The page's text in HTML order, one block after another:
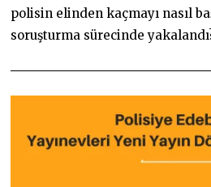
2
0
polisin elinden kaçmayı nasıl
soruşturma sürecinde